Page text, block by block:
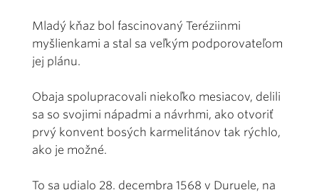
Mladý kňaz bol fascinovaný Teréziinmi
myšlienkami a stal sa veľkým podporovateľom
jej plánu.
Obaja spolupracovali niekoľko mesiacov, delili
sa so svojimi nápadmi a návrhmi, ako otvoriť
prvý konvent bosých karmelitánov tak rýchlo,
ako je možné.
To sa udialo 28. decembra 1568 v Duruele, na